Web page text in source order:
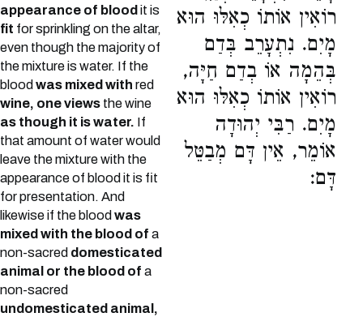
appearance of blood it is
fit for sprinkling on the altar,
even though the majority of
the mixture is water. If the
blood was mixed with red
wine, one views the wine
as though it is water. If
that amount of water would
leave the mixture with the
appearance of blood it is fit
for presentation. And
likewise if the blood was
mixed with the blood of a
non-sacred domesticated
animal or the blood of a
non-sacred
undomesticated animal,
רוֹאִין אוֹתוֹ כְאִלּוּ הוּא
מָיִם. נִתְעָרֵב בְּדַם
בְּהֵמָה אוֹ בְדַם חַיָּה,
רוֹאִין אוֹתוֹ כְאִלּוּ הוּא
מָיִם. רַבִּי יְהוּדָה
אוֹמֵר, אֵין דָּם מְבַטֵּל
דָּם: